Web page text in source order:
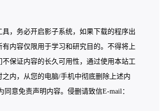
，务必开启影子系统，如果下载的程序出
内容仅限用于学习和研究目的。不得将上
保证内容的长久可用性，通过使用本站工
内，从您的电脑/手机中彻底删除上述内
意免责声明内容。侵删请致信E-mail：